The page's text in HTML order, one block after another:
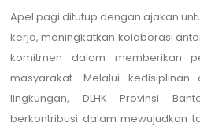
Apel pagi ditutup dengan ajakan
kerja, meningkatkan kolaborasi
komitmen dalam memberikan
masyarakat. Melalui
lingkungan, DLHK Provinsi
berkontribusi dalam mewujudkan